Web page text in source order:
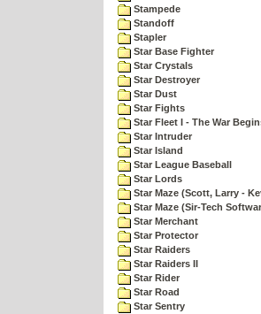
Stampede
Standoff
Stapler
Star Base Fighter
Star Crystals
Star Destroyer
Star Dust
Star Fights
Star Fleet I - The War
Star Intruder
Star Island
Star League Baseball
Star Lords
Star Maze (Scott, Larry -
Star Maze (Sir-Tech
Star Merchant
Star Protector
Star Raiders
Star Raiders II
Star Rider
Star Road
Star Sentry